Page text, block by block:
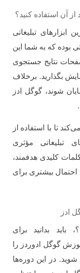
ابزارهای تبلیغاتی
بوده که به شما این
نتایج جستجوی
بگذارید. برخلاف
شوند، گوگل ادز
تا با استفاده از
تبلیغاتی مؤثری
کلیدی هدفمند،
احتمال بیشتری برای
ادز
بدانید برای
گوگل ادوردز را
شوید. در این دوره‌ها